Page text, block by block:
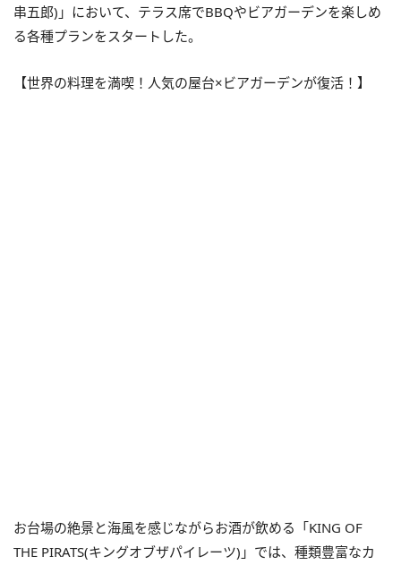
串五郎)」において、テラス席でBBQやビアガーデンを楽しめ
る各種プランをスタートした。
【世界の料理を満喫！人気の屋台×ビアガーデンが復活！】
お台場の絶景と海風を感じながらお酒が飲める「KING OF
THE PIRATS(キングオブザパイレーツ)」では、種類豊富なカ